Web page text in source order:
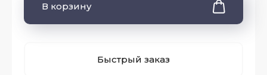
В корзину
Быстрый заказ